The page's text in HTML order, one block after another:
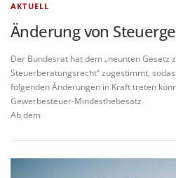
AKTUELL
Änderung von
Der Bundesrat hat dem „neunten Gesetz
Steuerberatungsrecht“ zugestimmt,
folgenden Änderungen in Kraft treten
Gewerbesteuer-Mindesthebesatz
Ab dem